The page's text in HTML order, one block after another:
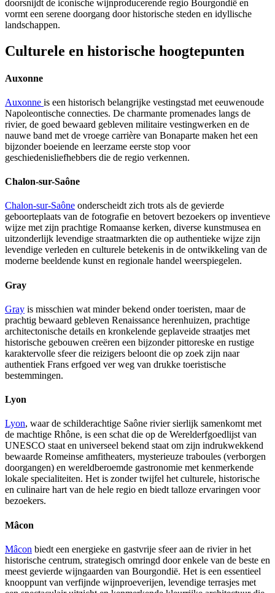
doorsnijdt de iconische wijnproducerende regio Bourgondië en
vormt een serene doorgang door historische steden en idyllische
landschappen.
Culturele en historische hoogtepunten
Auxonne
Auxonne is een historisch belangrijke vestingstad met eeuwenoude
Napoleontische connecties. De charmante promenades langs de
rivier, de goed bewaard gebleven militaire vestingwerken en de
nauwe band met de vroege carrière van Bonaparte maken het een
bijzonder boeiende en leerzame eerste stop voor
geschiedenisliefhebbers die de regio verkennen.
Chalon-sur-Saône
Chalon-sur-Saône onderscheidt zich trots als de gevierde
geboorteplaats van de fotografie en betovert bezoekers op inventieve
wijze met zijn prachtige Romaanse kerken, diverse kunstmusea en
uitzonderlijk levendige straatmarkten die op authentieke wijze zijn
levendige verleden en culturele betekenis in de ontwikkeling van de
moderne beeldende kunst en regionale handel weerspiegelen.
Gray
Gray is misschien wat minder bekend onder toeristen, maar de
prachtig bewaard gebleven Renaissance herenhuizen, prachtige
architectonische details en kronkelende geplaveide straatjes met
historische gebouwen creëren een bijzonder pittoreske en rustige
karaktervolle sfeer die reizigers beloont die op zoek zijn naar
authentiek Frans erfgoed ver weg van drukke toeristische
bestemmingen.
Lyon
Lyon, waar de schilderachtige Saône rivier sierlijk samenkomt met
de machtige Rhône, is een schat die op de Werelderfgoedlijst van
UNESCO staat en universeel bekend staat om zijn indrukwekkend
bewaarde Romeinse amfitheaters, mysterieuze traboules (verborgen
doorgangen) en wereldberoemde gastronomie met kenmerkende
lokale specialiteiten. Het is zonder twijfel het culturele, historische
en culinaire hart van de hele regio en biedt talloze ervaringen voor
bezoekers.
Mâcon
Mâcon biedt een energieke en gastvrije sfeer aan de rivier in het
historische centrum, strategisch omringd door enkele van de beste en
meest gevierde wijngaarden van Bourgondië. Het is een essentieel
knooppunt van verfijnde wijnproeverijen, levendige terrasjes met